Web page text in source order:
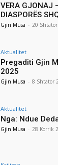
VERA GJONAJ
DIASPORËS
Gjin Musa - 20
Aktualitet
Pregaditi Gjin
2025
Gjin Musa - 8 Shtator
Aktualitet
Nga: Ndue
Gjin Musa - 28 Korrik